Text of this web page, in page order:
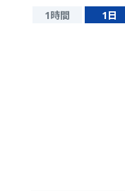
1時間 1日